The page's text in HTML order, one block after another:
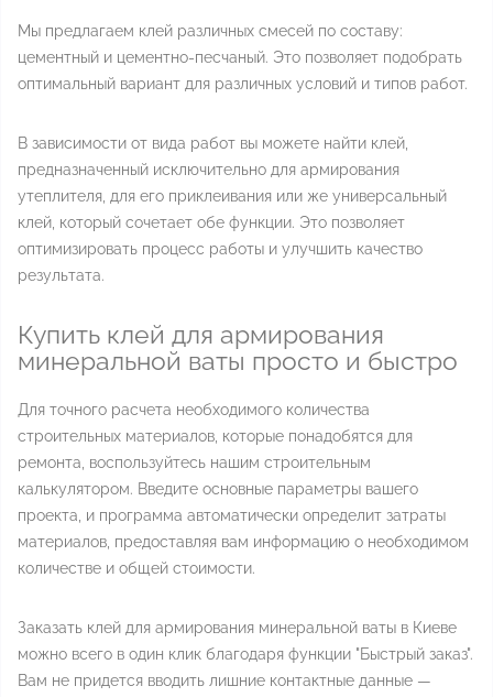
Мы предлагаем клей различных смесей по составу:
цементный и цементно-песчаный. Это позволяет подобрать
оптимальный вариант для различных условий и типов работ.
В зависимости от вида работ вы можете найти клей,
предназначенный исключительно для армирования
утеплителя, для его приклеивания или же универсальный
клей, который сочетает обе функции. Это позволяет
оптимизировать процесс работы и улучшить качество
результата.
Купить клей для армирования
минеральной ваты просто и быстро
Для точного расчета необходимого количества
строительных материалов, которые понадобятся для
ремонта, воспользуйтесь нашим строительным
калькулятором. Введите основные параметры вашего
проекта, и программа автоматически определит затраты
материалов, предоставляя вам информацию о необходимом
количестве и общей стоимости.
Заказать клей для армирования минеральной ваты в Киеве
можно всего в один клик благодаря функции "Быстрый заказ".
Вам не придется вводить лишние контактные данные —